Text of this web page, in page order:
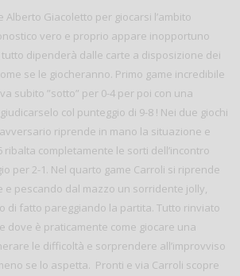
Alberto Giacoletto per giocarsi l’ambito
vero e proprio appare inopportuno
tutto dipenderà dalle carte a disposizione dei
se le giocheranno. Primo game incredibile
subito ”sotto” per 0-4 per poi con una
col punteggio di 9-8 ! Nei due giochi
riprende in mano la situazione e
ribalta completamente le sorti dell’incontro
per 2-1. Nel quarto game Carroli si riprende
e pescando dal mazzo un sorridente jolly,
di fatto pareggiando la partita. Tutto rinviato
dove è praticamente come giocare una
le difficoltà e sorprendere all’improvviso
se lo aspetta. Pronti e via Carroli scopre